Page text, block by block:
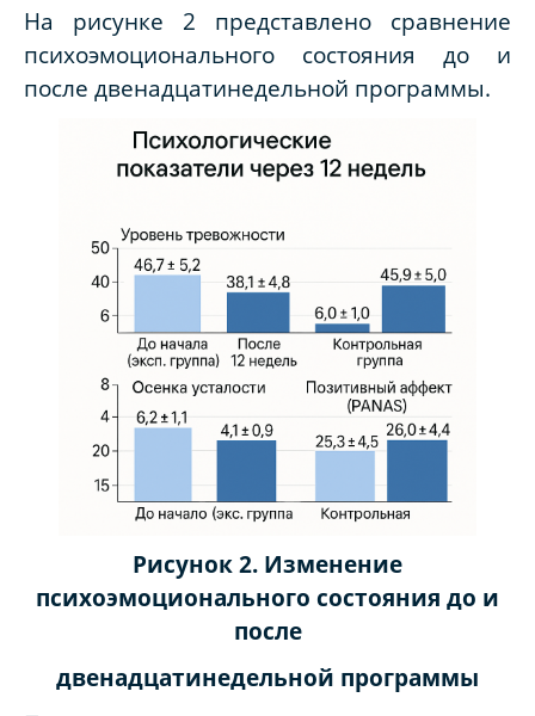
На рисунке 2 представлено сравнение
психоэмоционального состояния до и
после двенадцатинедельной программы.
Рисунок 2. Изменение
психоэмоционального состояния до и
после
двенадцатинедельной программы